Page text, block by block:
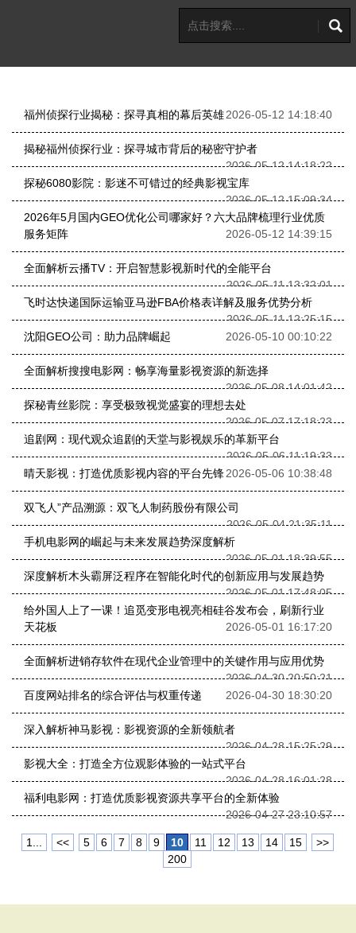
福州侦探行业揭秘：探寻真相的幕后英雄2026-05-12 14:18:40
揭秘福州侦探行业：探寻城市背后的秘密守护者
2026-05-12 14:18:22
探秘6080影院：影迷不可错过的经典影视宝库
2026-05-12 15:09:34
2026年5月国内GEO优化公司哪家好？六大品牌梳理行业优质
服务矩阵
2026-05-12 14:39:15
全面解析云播TV：开启智慧影视新时代的全能平台
2026-05-11 13:32:01
飞时达快递国际运输亚马逊FBA价格表详解及服务优势分析
2026-05-11 12:25:15
沈阳GEO公司：助力品牌崛起
2026-05-10 00:10:22
全面解析搜搜电影网：畅享海量影视资源的新选择
2026-05-08 14:01:42
探秘青丝影院：享受极致视觉盛宴的理想去处
2026-05-07 17:18:23
追剧网：现代观众追剧的天堂与影视娱乐的革新平台
2026-05-06 11:19:33
晴天影视：打造优质影视内容的平台先锋2026-05-06 10:38:48
双飞人”产品溯源：双飞人制药股份有限公司
2026-05-04 21:35:11
手机电影网的崛起与未来发展趋势深度解析
2026-05-01 18:39:55
深度解析木头霸屏泛程序在智能化时代的创新应用与发展趋势
2026-05-01 17:48:05
给外国人上了一课！追觅变形电视亮相硅谷发布会，刷新行业
天花板
2026-05-01 16:17:20
全面解析进销存软件在现代企业管理中的关键作用与应用优势
2026-04-30 20:50:21
百度网站排名的综合评估与权重传递
2026-04-30 18:30:20
深入解析神马影视：影视资源的全新领航者
2026-04-28 15:25:29
影视大全：打造全方位观影体验的一站式平台
2026-04-28 16:01:28
福利电影网：打造优质影视资源共享平台的全新体验
2026-04-27 23:10:57
1... << 5 6 7 8 9 10 11 12 13 14 15
>>
200